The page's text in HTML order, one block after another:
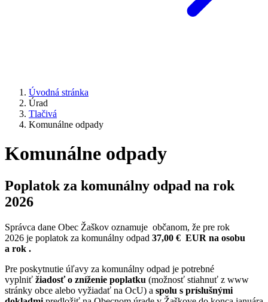
Úvodná stránka
Úrad
Tlačivá
Komunálne odpady
Komunálne odpady
Poplatok za komunálny odpad na rok
2026
Správca dane Obec Žaškov oznamuje občanom, že pre rok
2026 je poplatok za komunálny odpad 37,00 € EUR na osobu
a rok .
Pre poskytnutie úľavy za komunálny odpad je potrebné
vyplniť žiadosť o zníženie poplatku (možnosť stiahnuť z www
stránky obce alebo vyžiadať na OcU) a spolu s príslušnými